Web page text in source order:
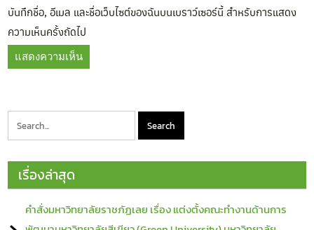
บันทึกชื่อ, อีเมล และชื่อเว็บไซต์ของฉันบนเบราว์เซอร์นี้ สำหรับการแสดง
ความเห็นครั้งถัดไป
เรื่องล่าสุด
คำสั่งมหาวิทยาลัยราชภัฏเลย เรื่อง แต่งตั้งคณะทำงานด้านการ